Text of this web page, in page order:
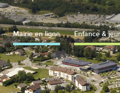
Mairie en ligne Enfance &